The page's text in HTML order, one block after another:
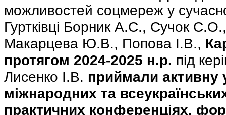
можливостей соцмереж у
Гуртківці Борник А.С., Сучок
Макарцева Ю.В., Попова І.В.,
протягом 2024-2025 н.р. під
Лисенко І.В. приймали активну
міжнародних та
практичних конференціях,